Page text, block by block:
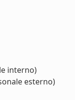
interno)
esterno)